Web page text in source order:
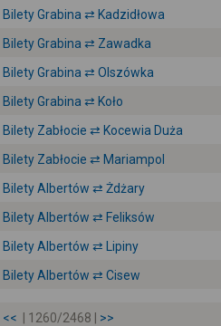
Bilety Grabina ⇄ Kadzidłowa
Bilety Grabina ⇄ Zawadka
Bilety Grabina ⇄ Olszówka
Bilety Grabina ⇄ Koło
Bilety Zabłocie ⇄ Kocewia Duża
Bilety Zabłocie ⇄ Mariampol
Bilety Albertów ⇄ Żdżary
Bilety Albertów ⇄ Feliksów
Bilety Albertów ⇄ Lipiny
Bilety Albertów ⇄ Cisew
<< | 1260/2468 | >>